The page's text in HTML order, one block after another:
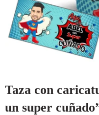
Taza con
un super